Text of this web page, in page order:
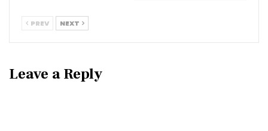
PREV NEXT
Leave a Reply